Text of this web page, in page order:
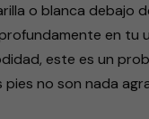
o blanca debajo
en tu
este es un
no son nada